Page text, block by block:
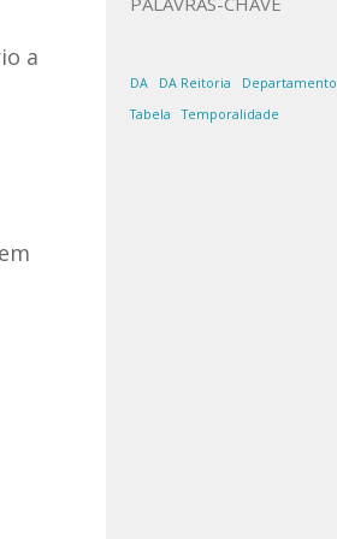
a
DA DA Reitoria Departamento
Tabela
Temporalidade